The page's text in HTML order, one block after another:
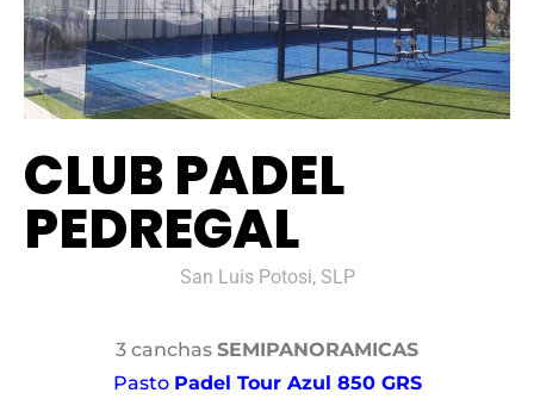
CLUB PADEL
PEDREGAL
San Luis Potosi, SLP
3 canchas SEMIPANORAMICAS
Pasto Padel Tour Azul 850 GRS